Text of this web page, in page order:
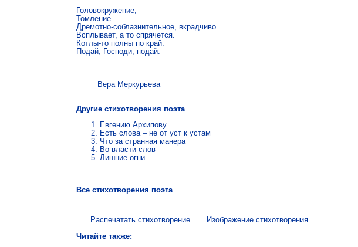
Головокружение,
Томление
Дремотно-соблазнительное, вкрадчиво
Всплывает, а то спрячется.
Котлы-то полны по край.
Подай, Господи, подай.
Вера Меркурьева
Другие стихотворения поэта
Евгению Архипову
Есть слова – не от уст к устам
Что за странная манера
Во власти слов
Лишние огни
Все стихотворения поэта
Распечатать стихотворение
Изображение стихотворения
Читайте также: